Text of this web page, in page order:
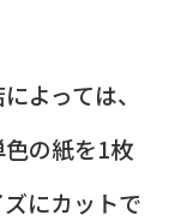
よっては、
の紙を1枚
にカットで